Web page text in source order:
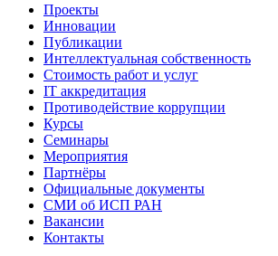
Проекты
Инновации
Публикации
Интеллектуальная собственность
Стоимость работ и услуг
IT аккредитация
Противодействие коррупции
Курсы
Семинары
Мероприятия
Партнёры
Официальные документы
СМИ об ИСП РАН
Вакансии
Контакты